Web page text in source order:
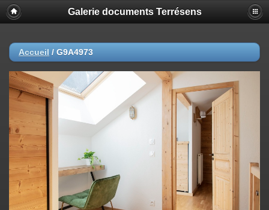
Galerie documents Terrésens
Accueil / G9A4973